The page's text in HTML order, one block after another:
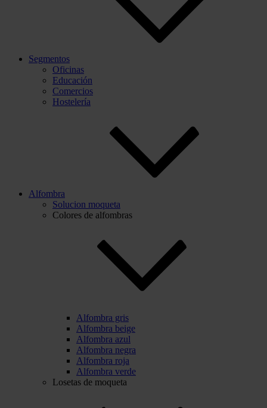
Segmentos
Oficinas
Educación
Comercios
Hostelería
Alfombra
Solucion moqueta
Colores de alfombras
Alfombra gris
Alfombra beige
Alfombra azul
Alfombra negra
Alfombra roja
Alfombra verde
Losetas de moqueta